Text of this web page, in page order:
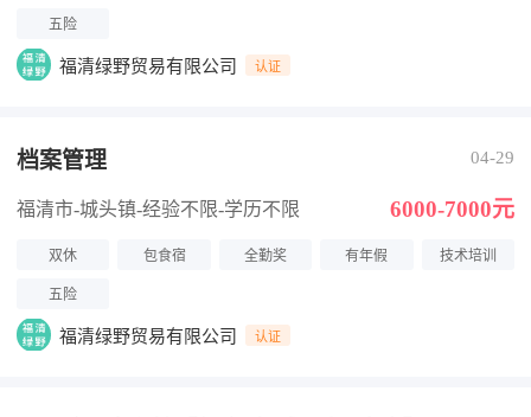
五险
福清绿野贸易有限公司 认证
档案管理 04-29
福清市-城头镇-经验不限-学历不限 6000-7000元
双休 包食宿 全勤奖 有年假 技术培训
五险
福清绿野贸易有限公司 认证